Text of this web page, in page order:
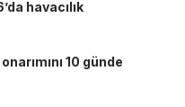
havacılık
10 günde